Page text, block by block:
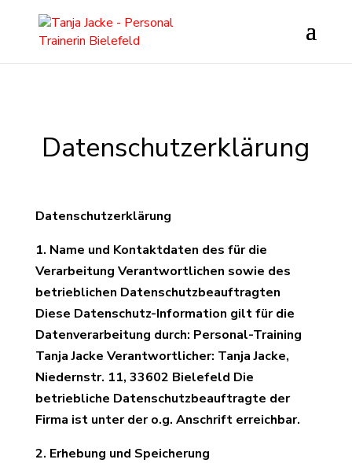
Datenschutzerklärung
Datenschutzerklärung
1. Name und Kontaktdaten des für die
Verarbeitung Verantwortlichen sowie des
betrieblichen Datenschutzbeauftragten
Diese Datenschutz-Information gilt für die
Datenverarbeitung durch: Personal-Training
Tanja Jacke Verantwortlicher: Tanja Jacke,
Niedernstr. 11, 33602 Bielefeld Die
betriebliche Datenschutzbeauftragte der
Firma ist unter der o.g. Anschrift erreichbar.
2. Erhebung und Speicherung